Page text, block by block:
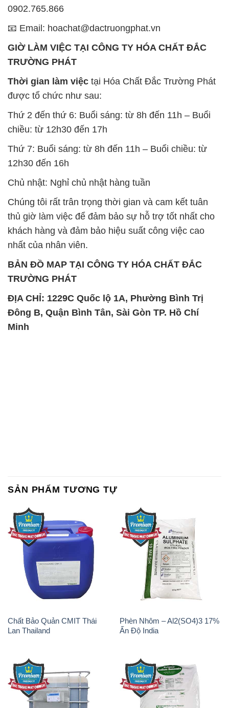
0902.765.866
📧 Email: hoachat@dactruongphat.vn
GIỜ LÀM VIỆC TẠI CÔNG TY HÓA CHẤT ĐẮC
TRƯỜNG PHÁT
Thời gian làm việc tại Hóa Chất Đắc Trường Phát
được tổ chức như sau:
Thứ 2 đến thứ 6: Buổi sáng: từ 8h đến 11h – Buổi
chiều: từ 12h30 đến 17h
Thứ 7: Buổi sáng: từ 8h đến 11h – Buổi chiều: từ
12h30 đến 16h
Chủ nhật: Nghỉ chủ nhật hàng tuần
Chúng tôi rất trân trọng thời gian và cam kết tuân
thủ giờ làm việc để đảm bảo sự hỗ trợ tốt nhất cho
khách hàng và đảm bảo hiệu suất công việc cao
nhất của nhân viên.
BẢN ĐỒ MAP TẠI CÔNG TY HÓA CHẤT ĐẮC
TRƯỜNG PHÁT
ĐỊA CHỈ: 1229C Quốc lộ 1A, Phường Bình Trị
Đông B, Quận Bình Tân, Sài Gòn TP. Hồ Chí
Minh
SẢN PHẨM TƯƠNG TỰ
Chất Bảo Quản CMIT Thái
Lan Thailand
Phèn Nhôm – Al2(SO4)3 17%
Ấn Độ India